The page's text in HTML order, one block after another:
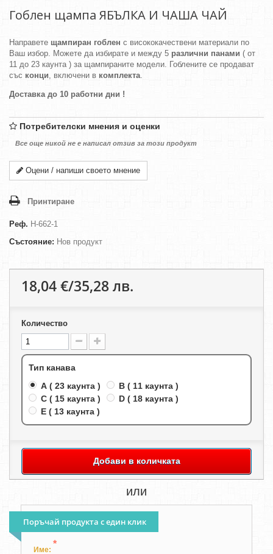
Гоблен щампа ЯБЪЛКА И ЧАША ЧАЙ
Направете щампиран гоблен с висококачествени материали по
Ваш избор. Можете да избирате и между 5 различни панами ( от
11 до 23 каунта ) за щампираните модели. Гоблените се продават
със конци, включени в комплекта.
Доставка до 10 работни дни !
Потребителски мнения и оценки
Все още никой не е написал отзив за този продукт
Оцени / напиши своето мнение
Принтиране
Реф. H-662-1
Състояние: Нов продукт
18,04 €/35,28 лв.
Количество
Тип канава
A ( 23 каунта )
B ( 11 каунта )
C ( 15 каунта )
D ( 18 каунта )
E ( 13 каунта )
Добави в количката
или
Поръчай продукта с един клик
Име:
*